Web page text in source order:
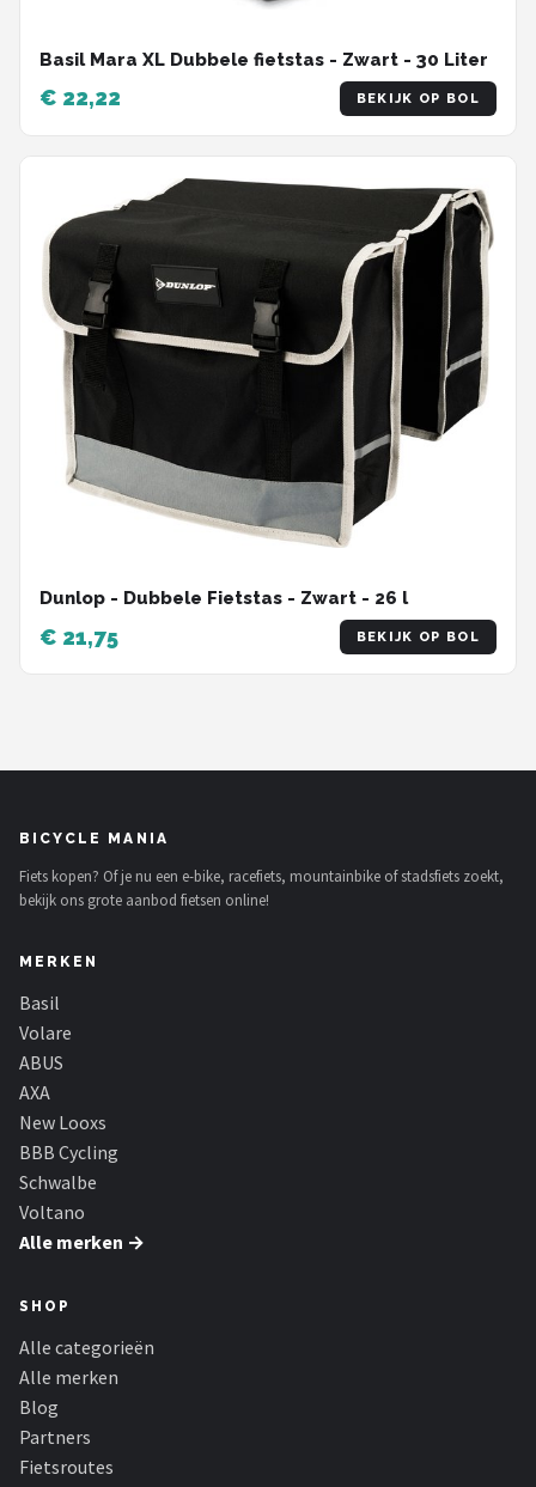
Basil Mara XL Dubbele fietstas - Zwart - 30 Liter
€ 22,22 BEKIJK OP BOL
Dunlop - Dubbele Fietstas - Zwart - 26 l
€ 21,75 BEKIJK OP BOL
BICYCLE MANIA
Fiets kopen? Of je nu een e-bike, racefiets, mountainbike of stadsfiets zoekt,
bekijk ons grote aanbod fietsen online!
MERKEN
Basil
Volare
ABUS
AXA
New Looxs
BBB Cycling
Schwalbe
Voltano
Alle merken →
SHOP
Alle categorieën
Alle merken
Blog
Partners
Fietsroutes